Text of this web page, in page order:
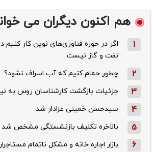
هم اکنون دیگران می
1
اگر در حوزه فناوری‌های نوین کار کنیم
نفت و گاز نیست
2 چطور حمام کنیم که آب اسراف نشود؟
3 جزئیات بازگشت کارشناسان روس به
4 سیدحسن خمینی عزادار شد
5 بالاخره تکلیف بازنشستگی مشخص شد
6 بازار اجاره خانه و مشکل ناتمام